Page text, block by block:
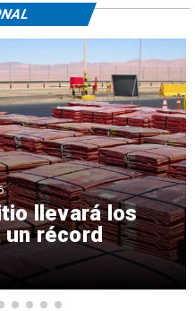
llevará los
récord